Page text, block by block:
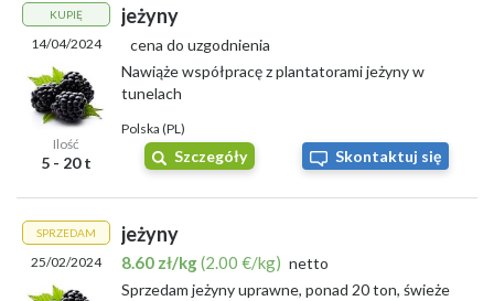
KUPIĘ
14/04/2024
Ilość
5 - 20 t
jeżyny
cena do uzgodnienia
Nawiąże współpracę z plantatorami jeżyny w
tunelach
Polska (PL)
Szczegóły Skontaktuj się
SPRZEDAM
25/02/2024
jeżyny
8.60 zł/kg(2.00 €/kg) netto
Sprzedam jeżyny uprawne, ponad 20 ton, świeże